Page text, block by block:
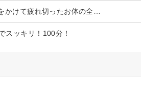
ッキリ！100分！